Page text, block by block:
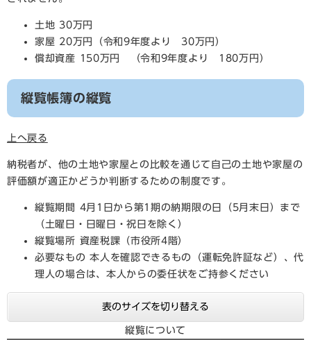
土地 30万円
家屋 20万円（令和9年度より 30万円）
償却資産 150万円 （令和9年度より 180万円）
縦覧帳簿の縦覧
上へ戻る
納税者が、他の土地や家屋との比較を通じて自己の土地や家屋の
評価額が適正かどうか判断するための制度です。
縦覧期間 4月1日から第1期の納期限の日（5月末日）まで
（土曜日・日曜日・祝日を除く）
縦覧場所 資産税課（市役所4階）
必要なもの 本人を確認できるもの（運転免許証など）、代
理人の場合は、本人からの委任状をご持参ください
表のサイズを切り替える
縦覧について